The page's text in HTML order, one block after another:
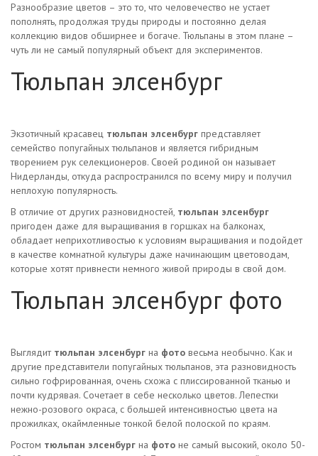
Разнообразие цветов – это то, что человечество не устает
пополнять, продолжая труды природы и постоянно делая
коллекцию видов обширнее и богаче. Тюльпаны в этом плане –
чуть ли не самый популярный объект для экспериментов.
Тюльпан элсенбург
Экзотичный красавец тюльпан элсенбург представляет
семейство попугайных тюльпанов и является гибридным
творением рук селекционеров. Своей родиной он называет
Нидерланды, откуда распространился по всему миру и получил
неплохую популярность.
В отличие от других разновидностей, тюльпан элсенбург
пригоден даже для выращивания в горшках на балконах,
обладает неприхотливостью к условиям выращивания и подойдет
в качестве комнатной культуры даже начинающим цветоводам,
которые хотят привнести немного живой природы в свой дом.
Тюльпан элсенбург фото
Выглядит тюльпан элсенбург на фото весьма необычно. Как и
другие представители попугайных тюльпанов, эта разновидность
сильно гофрированная, очень схожа с плиссированной тканью и
почти кудрявая. Сочетает в себе несколько цветов. Лепестки
нежно-розового окраса, с большей интенсивностью цвета на
прожилках, окаймленные тонкой белой полоской по краям.
Ростом тюльпан элсенбург на фото не самый высокий, около 50-